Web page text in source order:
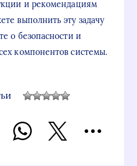
и рекомендациям
выполнить эту задачу
о безопасности и
компонентов системы.